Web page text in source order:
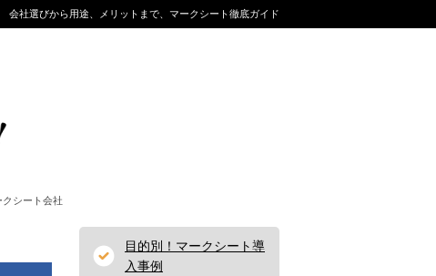
会社選びから用途、メリットまで、マークシート徹底ガイド
シート会社
目的別！マークシート導
入事例